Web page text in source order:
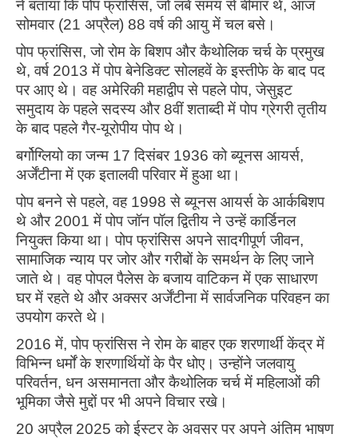
ने बताया कि पोप फ्रांसिस, जो लंबे समय से बीमार थे, आज
सोमवार (21 अप्रैल) 88 वर्ष की आयु में चल बसे।
पोप फ्रांसिस, जो रोम के बिशप और कैथोलिक चर्च के प्रमुख
थे, वर्ष 2013 में पोप बेनेडिक्ट सोलहवें के इस्तीफे के बाद पद
पर आए थे। वह अमेरिकी महाद्वीप से पहले पोप, जेसुइट
समुदाय के पहले सदस्य और 8वीं शताब्दी में पोप ग्रेगरी तृतीय
के बाद पहले गैर-यूरोपीय पोप थे।
बर्गोग्लियो का जन्म 17 दिसंबर 1936 को ब्यूनस आयर्स,
अर्जेंटीना में एक इतालवी परिवार में हुआ था।
पोप बनने से पहले, वह 1998 से ब्यूनस आयर्स के आर्कबिशप
थे और 2001 में पोप जॉन पॉल द्वितीय ने उन्हें कार्डिनल
नियुक्त किया था। पोप फ्रांसिस अपने सादगीपूर्ण जीवन,
सामाजिक न्याय पर जोर और गरीबों के समर्थन के लिए जाने
जाते थे। वह पोपल पैलेस के बजाय वाटिकन में एक साधारण
घर में रहते थे और अक्सर अर्जेंटीना में सार्वजनिक परिवहन का
उपयोग करते थे।
2016 में, पोप फ्रांसिस ने रोम के बाहर एक शरणार्थी केंद्र में
विभिन्न धर्मों के शरणार्थियों के पैर धोए। उन्होंने जलवायु
परिवर्तन, धन असमानता और कैथोलिक चर्च में महिलाओं की
भूमिका जैसे मुद्दों पर भी अपने विचार रखे।
20 अप्रैल 2025 को ईस्टर के अवसर पर अपने अंतिम भाषण